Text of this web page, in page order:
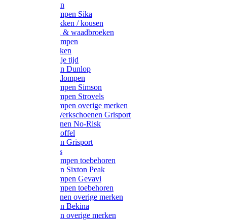
Werksokken
Schoenklompen Sika
Thermo sokken / kousen
Lieslaarzen & waadbroeken
Houten klompen
Wandelsokken
Laarzen vrije tijd
Werklaarzen Dunlop
Kunststof klompen
Schoenklompen Simson
Schoenklompen Strovels
Schoenklompen overige merken
Wandel-/ Werkschoenen Grisport
Werkschoenen No-Risk
Klomppantoffel
Werklaarzen Grisport
Accessoires
Houten klompen toebehoren
Werklaarzen Sixton Peak
Schoenklompen Gevavi
Schoenklompen toebehoren
Werkschoenen overige merken
Werklaarzen Bekina
Werklaarzen overige merken